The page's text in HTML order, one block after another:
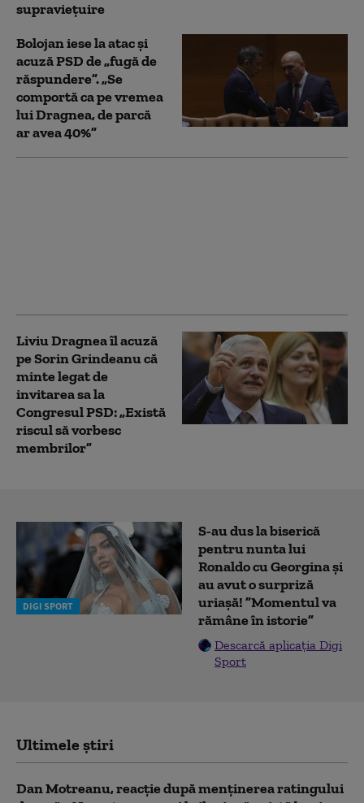
supravieţuire
Bolojan iese la atac și
acuză PSD de „fugă de
răspundere”. „Se
comportă ca pe vremea
lui Dragnea, de parcă
ar avea 40%”
Liviu Dragnea îl acuză
pe Sorin Grindeanu că
minte legat de
invitarea sa la
Congresul PSD: „Există
riscul să vorbesc
membrilor”
DIGI SPORT
S-au dus la biserică
pentru nunta lui
Ronaldo cu Georgina și
au avut o surpriză
uriașă! ”Momentul va
rămâne în istorie”
Descarcă aplicația Digi
Sport
Ultimele știri
Dan Motreanu, reacție după menținerea ratingului